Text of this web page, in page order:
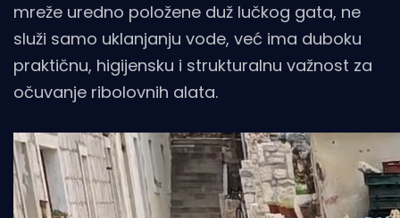
mreže uredno položene duž lučkog gata, ne
služi samo uklanjanju vode, već ima duboku
praktičnu, higijensku i strukturalnu važnost za
očuvanje ribolovnih alata.